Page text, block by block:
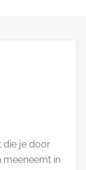
die je door
meeneemt in